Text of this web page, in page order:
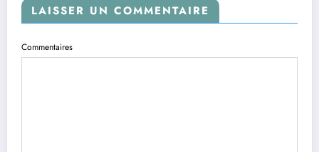
LAISSER UN COMMENTAIRE
Commentaires